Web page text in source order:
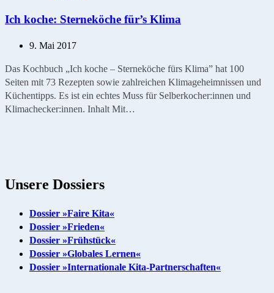
Ich koche: Sterneköche für’s Klima
9. Mai 2017
Das Kochbuch „Ich koche – Sterneköche fürs Klima” hat 100
Seiten mit 73 Rezepten sowie zahlreichen Klimageheimnissen und
Küchentipps. Es ist ein echtes Muss für Selberkocher:innen und
Klimachecker:innen. Inhalt Mit…
Unsere Dossiers
Dossier »Faire Kita«
Dossier »Frieden«
Dossier »Frühstück«
Dossier »Globales Lernen«
Dossier »Internationale Kita-Partnerschaften«